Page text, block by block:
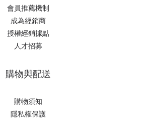
會員推薦機制
成為經銷商
授權經銷據點
人才招募
購物與配送
購物須知
隱私權保護